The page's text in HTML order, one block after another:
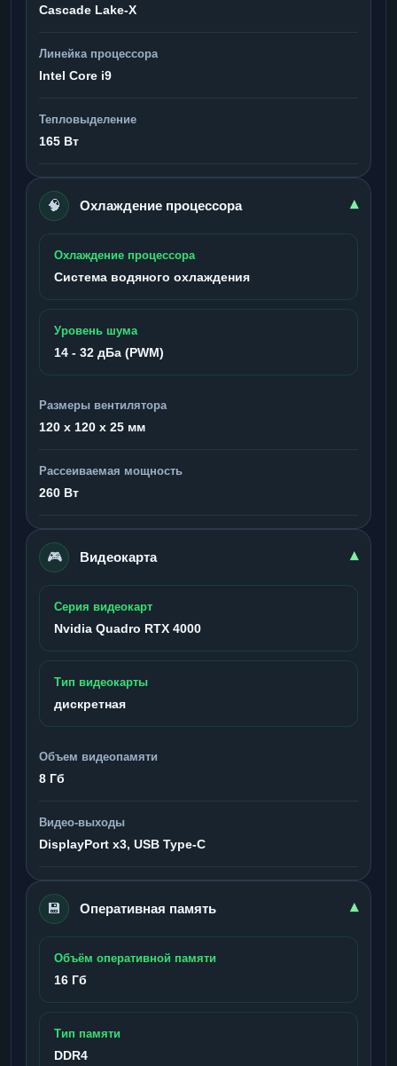
Cascade Lake-X
Линейка процессора
Intel Core i9
Тепловыделение
165 Вт
🧠 Охлаждение процессора ▾
Охлаждение процессора
Система водяного охлаждения
Уровень шума
14 - 32 дБа (PWM)
Размеры вентилятора
120 x 120 x 25 мм
Рассеиваемая мощность
260 Вт
🎮 Видеокарта ▾
Серия видеокарт
Nvidia Quadro RTX 4000
Тип видеокарты
дискретная
Объем видеопамяти
8 Гб
Видео-выходы
DisplayPort x3, USB Type-C
💾 Оперативная память ▾
Объём оперативной памяти
16 Гб
Тип памяти
DDR4